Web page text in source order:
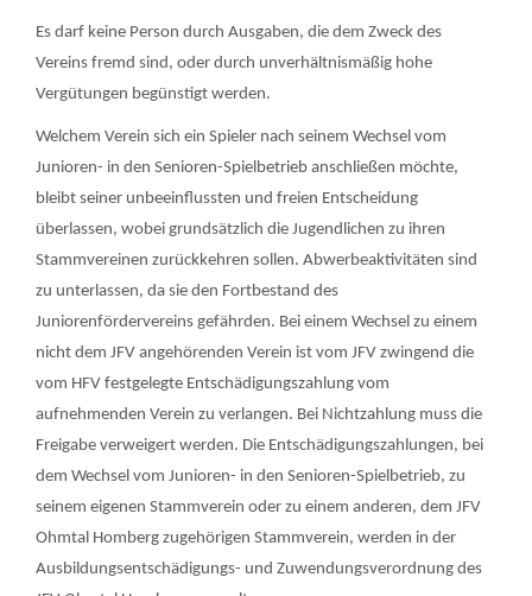
Es darf keine Person durch Ausgaben, die dem Zweck des
Vereins fremd sind, oder durch unverhältnismäßig hohe
Vergütungen begünstigt werden.
Welchem Verein sich ein Spieler nach seinem Wechsel vom
Junioren- in den Senioren-Spielbetrieb anschließen möchte,
bleibt seiner unbeeinflussten und freien Entscheidung
überlassen, wobei grundsätzlich die Jugendlichen zu ihren
Stammvereinen zurückkehren sollen. Abwerbeaktivitäten sind
zu unterlassen, da sie den Fortbestand des
Juniorenfördervereins gefährden. Bei einem Wechsel zu einem
nicht dem JFV angehörenden Verein ist vom JFV zwingend die
vom HFV festgelegte Entschädigungszahlung vom
aufnehmenden Verein zu verlangen. Bei Nichtzahlung muss die
Freigabe verweigert werden. Die Entschädigungszahlungen, bei
dem Wechsel vom Junioren- in den Senioren-Spielbetrieb, zu
seinem eigenen Stammverein oder zu einem anderen, dem JFV
Ohmtal Homberg zugehörigen Stammverein, werden in der
Ausbildungsentschädigungs- und Zuwendungsverordnung des